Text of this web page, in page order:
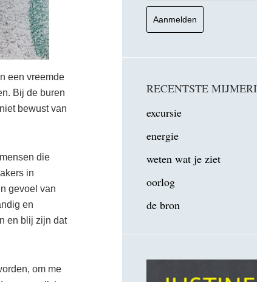
een vreemde
Bij de buren
bewust van
die
in
gevoel van
en
en blij zijn dat
om me
RECENTSTE
excursie
energie
weten wat je ziet
oorlog
de bron